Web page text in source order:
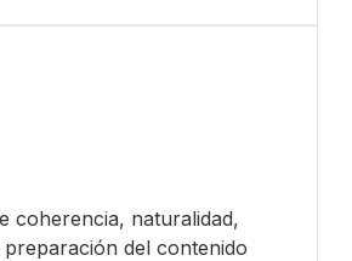
coherencia, naturalidad,
del contenido